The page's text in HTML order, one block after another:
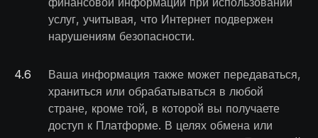
услуг, учитывая, что Интернет подвержен
нарушениям безопасности.
4.6
Ваша информация также может передаваться,
храниться или обрабатываться в любой
стране, кроме той, в которой вы получаете
доступ к Платформе. В целях обмена или